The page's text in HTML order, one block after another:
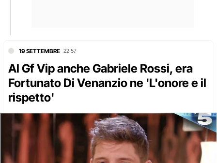
19 SETTEMBRE 22:57
Al Gf Vip anche Gabriele Rossi, era
Fortunato Di Venanzio ne 'L'onore e il
rispetto'